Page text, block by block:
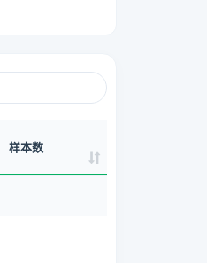
样本数